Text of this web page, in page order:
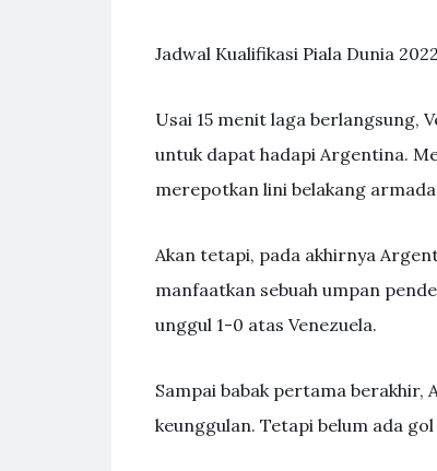
Jadwal Kualifikasi Piala Dunia
Usai 15 menit laga berlangsung,
untuk dapat hadapi Argentina.
merepotkan lini belakang
Akan tetapi, pada akhirnya
manfaatkan sebuah umpan
unggul 1-0 atas Venezuela.
Sampai babak pertama
keunggulan. Tetapi belum ada